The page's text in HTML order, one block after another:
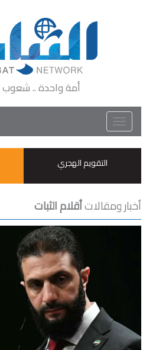
أمة واحدة .. شعوب
Toggle
navigation
التقويم الهجري
أخبار ومقالاتأقلام الثبات